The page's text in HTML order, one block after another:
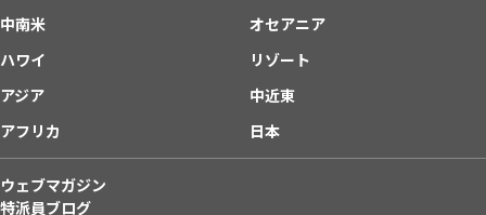
中南米
オセアニア
ハワイ
リゾート
アジア
中近東
アフリカ
日本
ウェブマガジン
特派員ブログ